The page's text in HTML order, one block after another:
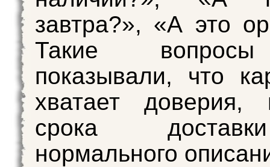
завтра?», «А это
Такие
показывали, что
хватает доверия,
срока
нормального